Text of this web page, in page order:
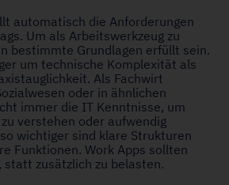
automatisch die Anforderungen
Um als Arbeitswerkzeug zu
bestimmte Grundlagen erfüllt sein.
um technische Komplexität als
Als Fachwirt
oder in ähnlichen
immer die IT Kenntnisse, um
verstehen oder aufwendig
wichtiger sind klare Strukturen
Funktionen. Work Apps sollten
zusätzlich zu belasten.